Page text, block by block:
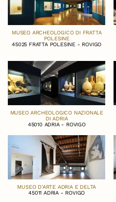
MUSEO ARCHEOLOGICO DI FRATTA
POLESINE
45025 FRATTA POLESINE - ROVIGO
MUSEO ARCHEOLOGICO NAZIONALE
DI ADRIA
45010 ADRIA - ROVIGO
MUSEO D'ARTE ADRIA E DELTA
45011 ADRIA - ROVIGO